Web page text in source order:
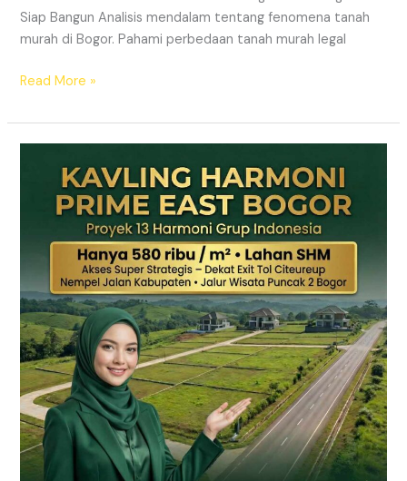
Siap Bangun Analisis mendalam tentang fenomena tanah
murah di Bogor. Pahami perbedaan tanah murah legal
Read More »
Hanjawong
Puncak
Bogor
Gunung
&
SHM
Pecah
Sertifikat